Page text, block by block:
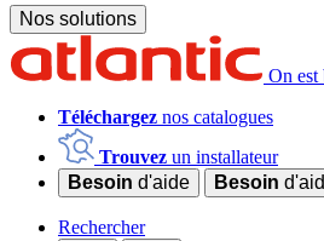
Nos solutions
On est
Téléchargez nos catalogues
Trouvez un installateur
Besoin d'aide Besoin
Rechercher